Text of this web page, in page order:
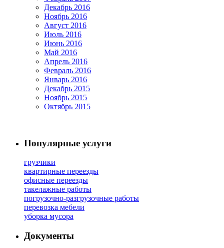
Декабрь 2016
Ноябрь 2016
Август 2016
Июль 2016
Июнь 2016
Май 2016
Апрель 2016
Февраль 2016
Январь 2016
Декабрь 2015
Ноябрь 2015
Октябрь 2015
Популярные услуги
грузчики
квартирные переезды
офисные переезды
такелажные работы
погрузочно-разгрузочные работы
перевозка мебели
уборка мусора
Документы